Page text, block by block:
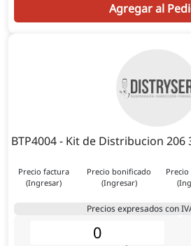
Agregar al
BTP4004 - Kit de Distribucion 206
Precio factura
(Ingresar)
Precio bonificado
(Ingresar)
Precios expresados con